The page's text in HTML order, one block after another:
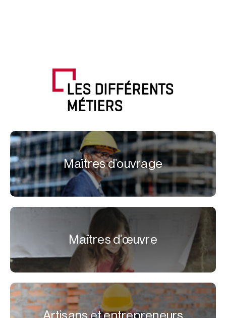
LES DIFFÉRENTS
MÉTIERS
Maîtres d’ouvrage
Maîtres d’œuvre
Artisans et entrepreneurs